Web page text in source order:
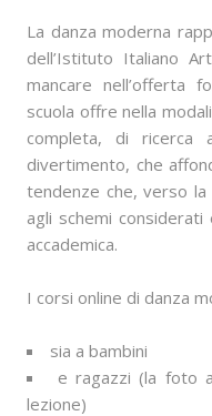
La danza moderna
dell’Istituto Italiano
mancare nell’offerta
scuola offre nella
completa, di ricerca
divertimento, che
tendenze che, verso
agli schemi considerati
accademica.
I corsi online di danza
sia a bambini
e ragazzi (la foto
lezione)